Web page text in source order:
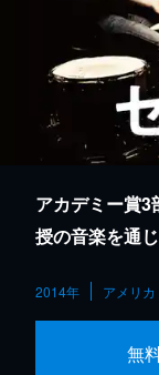
アカデミー賞3
授の音楽を通
2014年 アメリカ
無